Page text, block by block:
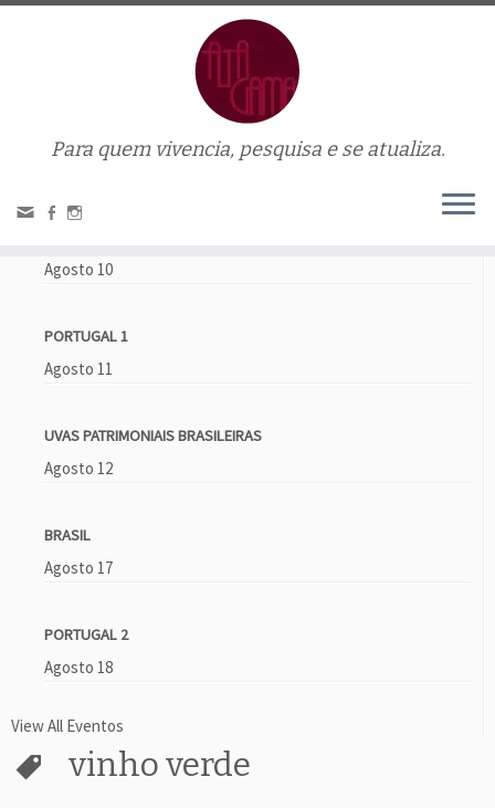
Para quem vivencia, pesquisa e se atualiza.
»vinho verde
Agosto 10
PORTUGAL 1
Agosto 11
UVAS PATRIMONIAIS BRASILEIRAS
Agosto 12
BRASIL
Agosto 17
PORTUGAL 2
Agosto 18
View All Eventos
vinho verde